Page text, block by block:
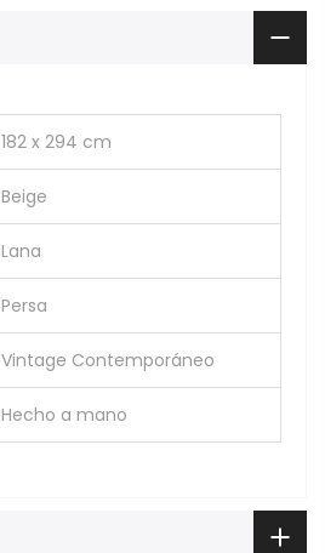
182 x 294 cm
Beige
Lana
Persa
Vintage Contemporáneo
Hecho a mano